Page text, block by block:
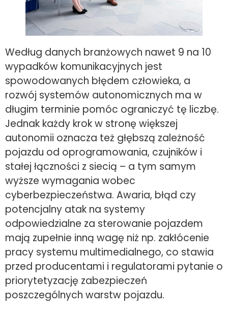
Według danych branżowych nawet 9 na 10
wypadków komunikacyjnych jest
spowodowanych błędem człowieka, a
rozwój systemów autonomicznych ma w
długim terminie pomóc ograniczyć tę liczbę.
Jednak każdy krok w stronę większej
autonomii oznacza też głębszą zależność
pojazdu od oprogramowania, czujników i
stałej łączności z siecią – a tym samym
wyższe wymagania wobec
cyberbezpieczeństwa. Awaria, błąd czy
potencjalny atak na systemy
odpowiedzialne za sterowanie pojazdem
mają zupełnie inną wagę niż np. zakłócenie
pracy systemu multimedialnego, co stawia
przed producentami i regulatorami pytanie o
priorytetyzację zabezpieczeń
poszczególnych warstw pojazdu.